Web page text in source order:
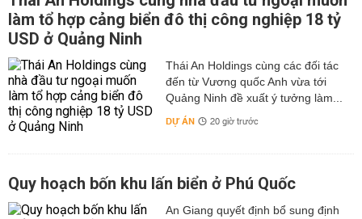
làm tổ hợp cảng biển đô thị công nghiệp 18 tỷ
USD ở Quảng Ninh
Thái An Holdings cùng các đối tác
đến từ Vương quốc Anh vừa tới
Quảng Ninh đề xuất ý tưởng làm...
DỰ ÁN 20 giờ trước
Quy hoạch bốn khu lấn biển ở Phú Quốc
An Giang quyết định bổ sung định